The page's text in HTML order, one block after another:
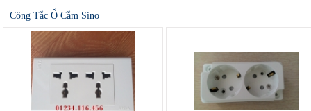
Công Tắc Ổ Cắm Sino